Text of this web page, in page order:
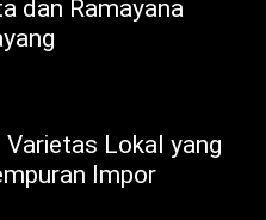
dan Ramayana
Varietas Lokal yang
Impor